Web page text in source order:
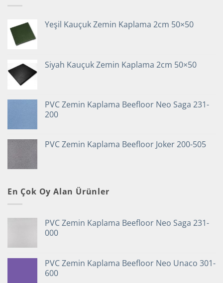
Yeşil Kauçuk Zemin Kaplama 2cm 50×50
Siyah Kauçuk Zemin Kaplama 2cm 50×50
PVC Zemin Kaplama Beefloor Neo Saga 231-
200
PVC Zemin Kaplama Beefloor Joker 200-505
En Çok Oy Alan Ürünler
PVC Zemin Kaplama Beefloor Neo Saga 231-
000
PVC Zemin Kaplama Beefloor Neo Unaco 301-
600